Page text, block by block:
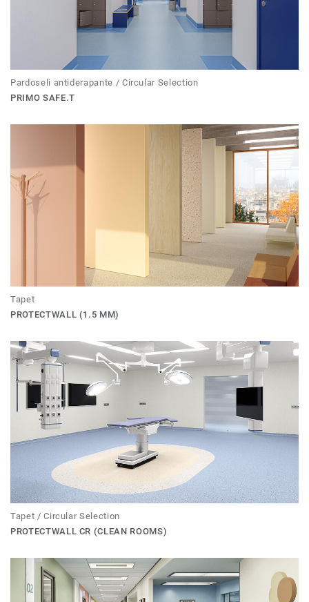
Pardoseli antiderapante / Circular Selection
PRIMO SAFE.T
Tapet
PROTECTWALL (1.5 MM)
Tapet / Circular Selection
PROTECTWALL CR (CLEAN ROOMS)